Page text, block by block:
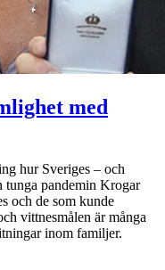
med
hur Sveriges – och
tunga pandemin Krogar
och de som kunde
vittnesmålen är många
inom familjer.